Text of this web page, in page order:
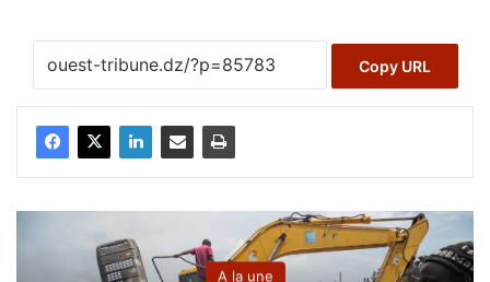
Copy URL
A la une